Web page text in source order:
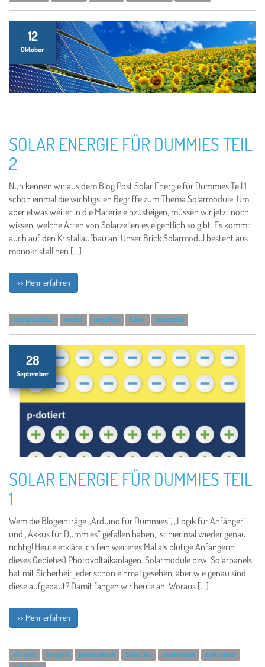
12
Oktober
SOLAR ENERGIE FÜR DUMMIES TEIL
2
Nun kennen wir aus dem Blog Post Solar Energie für Dummies Teil 1
schon einmal die wichtigsten Begriffe zum Thema Solarmodule. Um
aber etwas weiter in die Materie einzusteigen, müssen wir jetzt noch
wissen, welche Arten von Solarzellen es eigentlich so gibt. Es kommt
auch auf den Kristallaufbau an! Unser Brick Solarmodul besteht aus
monokristallinen […]
>> Mehr erfahren
kristallaufbau modul recycling Solar solarzelle
28
September
SOLAR ENERGIE FÜR DUMMIES TEIL
1
Wem die Blogeinträge „Arduino für Dummies“, „Logik für Anfänger“
und „Akkus für Dummies“ gefallen haben, ist hier mal wieder genau
richtig! Heute erkläre ich (ein weiteres Mal als blutige Anfängerin
dieses Gebietes) Photovoltaikanlagen. Solarmodule bzw. Solarpanels
hat mit Sicherheit jeder schon einmal gesehen, aber wie genau sind
diese aufgebaut? Damit fangen wir heute an: Woraus […]
>> Mehr erfahren
off-grid on-grid photovoltaik Solar Set solarmodul
solarpanel